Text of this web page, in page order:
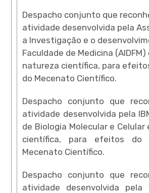
Despacho conjunto que
atividade desenvolvida pela
a Investigação e o
Faculdade de Medicina (AIDFM)
natureza científica, para
do Mecenato Científico.
Despacho conjunto que
atividade desenvolvida pela
de Biologia Molecular e
científica, para efeitos do
Mecenato Científico.
Despacho conjunto que
atividade desenvolvida pela